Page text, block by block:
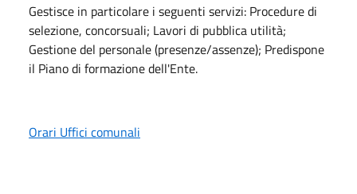
Gestisce in particolare i seguenti servizi: Procedure di
selezione, concorsuali; Lavori di pubblica utilità;
Gestione del personale (presenze/assenze); Predispone
il Piano di formazione dell'Ente.
Orari Uffici comunali